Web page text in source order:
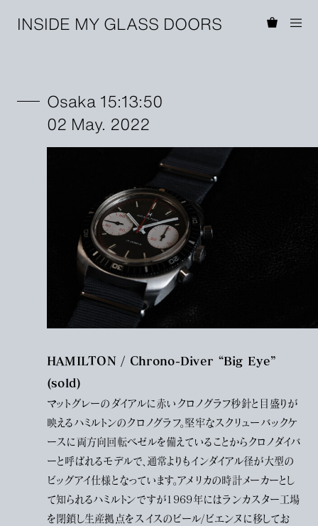
INSIDE MY GLASS DOORS
Osaka 15:13:50
02 May. 2022
HAMILTON / Chrono-Diver “Big Eye”
(sold)
マットグレーのダイアルに赤いクロノグラフ秒針と目盛りが
映えるハミルトンのクロノグラフ。堅牢なスクリューバックケ
ースに両方向回転ベゼルを備えていることからクロノダイバ
ーと呼ばれるモデルで、通常よりもインダイアル径が大型の
ビッグアイ仕様となっています。アメリカの時計メーカーとし
て知られるハミルトンですが1969年にはランカスター工場
を閉鎖し生産拠点をスイスのビール/ビエンヌに移してお